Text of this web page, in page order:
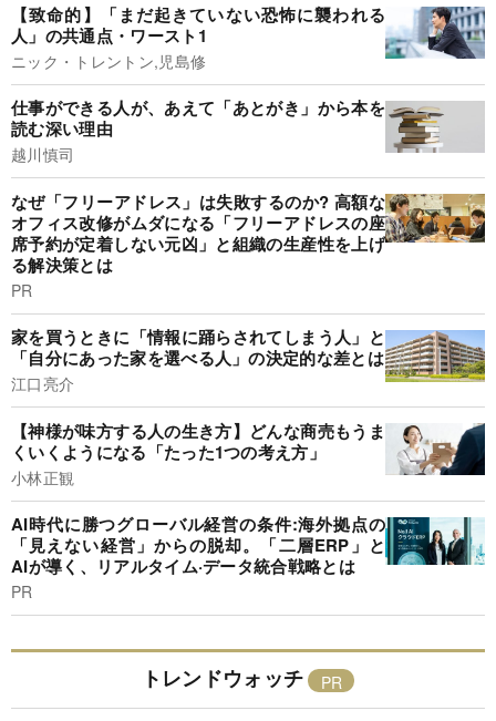
【致命的】「まだ起きていない恐怖に襲われる
人」の共通点・ワースト1
ニック・トレントン,児島修
仕事ができる人が、あえて「あとがき」から本を
読む深い理由
越川慎司
なぜ「フリーアドレス」は失敗するのか? 高額な
オフィス改修がムダになる「フリーアドレスの座
席予約が定着しない元凶」と組織の生産性を上げ
る解決策とは
PR
家を買うときに「情報に踊らされてしまう人」と
「自分にあった家を選べる人」の決定的な差とは
江口亮介
【神様が味方する人の生き方】どんな商売もうま
くいくようになる「たった1つの考え方」
小林正観
AI時代に勝つグローバル経営の条件:海外拠点の
「見えない経営」からの脱却。「二層ERP」と
AIが導く、リアルタイム·データ統合戦略とは
PR
トレンドウォッチ